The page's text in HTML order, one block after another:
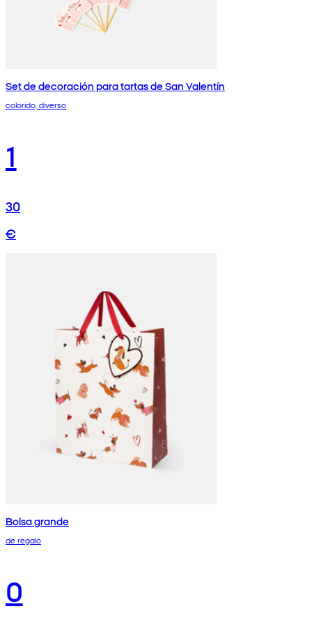
Set de decoración para tartas de San Valentín
colorido, diverso
1
30
€
Bolsa grande
de regalo
0